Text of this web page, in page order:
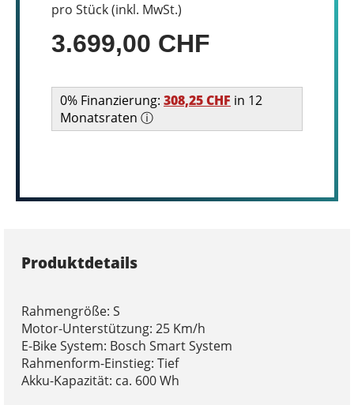
pro Stück (inkl. MwSt.)
3.699,00 CHF
0% Finanzierung: 308,25 CHF in 12
Monatsraten ⓘ
Produktdetails
Rahmengröße: S
Motor-Unterstützung: 25 Km/h
E-Bike System: Bosch Smart System
Rahmenform-Einstieg: Tief
Akku-Kapazität: ca. 600 Wh